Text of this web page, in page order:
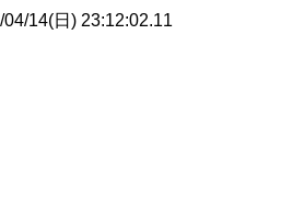
04/14(日) 23:12:02.11